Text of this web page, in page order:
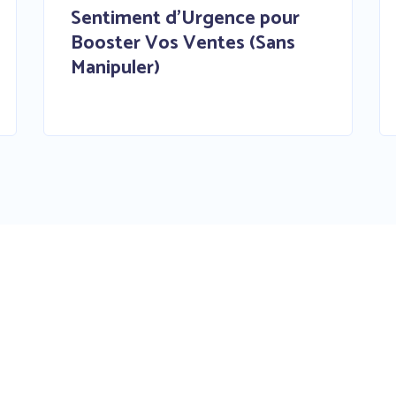
Sentiment d’Urgence pour
Booster Vos Ventes (Sans
Manipuler)